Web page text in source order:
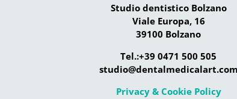
Studio dentistico Bolzano
Viale Europa, 16
39100 Bolzano
Tel.:+39 0471 500 505
studio@dentalmedicalart.com
Privacy & Cookie Policy